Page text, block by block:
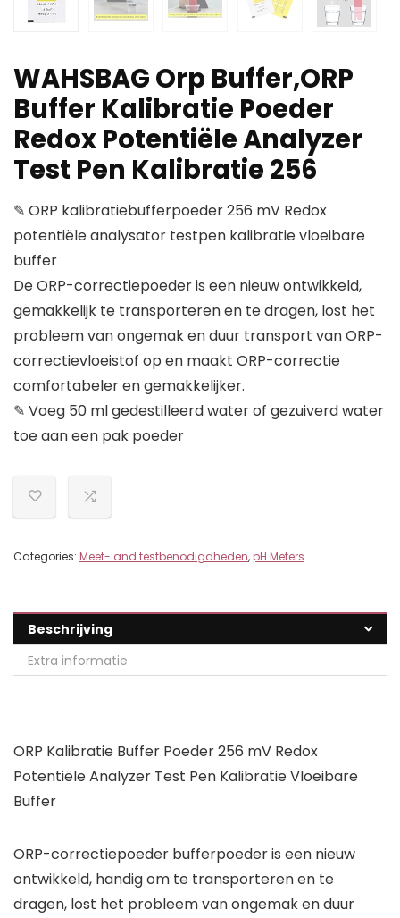
WAHSBAG Orp Buffer,ORP
Buffer Kalibratie Poeder
Redox Potentiële Analyzer
Test Pen Kalibratie 256
✎ ORP kalibratiebufferpoeder 256 mV Redox
potentiële analysator testpen kalibratie vloeibare
buffer
De ORP-correctiepoeder is een nieuw ontwikkeld,
gemakkelijk te transporteren en te dragen, lost het
probleem van ongemak en duur transport van ORP-
correctievloeistof op en maakt ORP-correctie
comfortabeler en gemakkelijker.
✎ Voeg 50 ml gedestilleerd water of gezuiverd water
toe aan een pak poeder
Categories: Meet- and testbenodigdheden,pH Meters
Beschrijving
Extra informatie
ORP Kalibratie Buffer Poeder 256 mV Redox
Potentiële Analyzer Test Pen Kalibratie Vloeibare
Buffer
ORP-correctiepoeder bufferpoeder is een nieuw
ontwikkeld, handig om te transporteren en te
dragen, lost het probleem van ongemak en duur